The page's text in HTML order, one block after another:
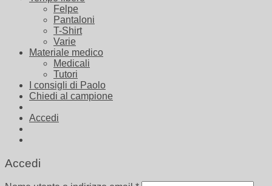
Felpe
Pantaloni
T-Shirt
Varie
Materiale medico
Medicali
Tutori
I consigli di Paolo
Chiedi al campione
Accedi
Accedi